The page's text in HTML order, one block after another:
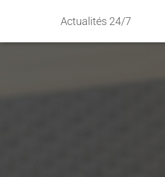
Actualités 24/7